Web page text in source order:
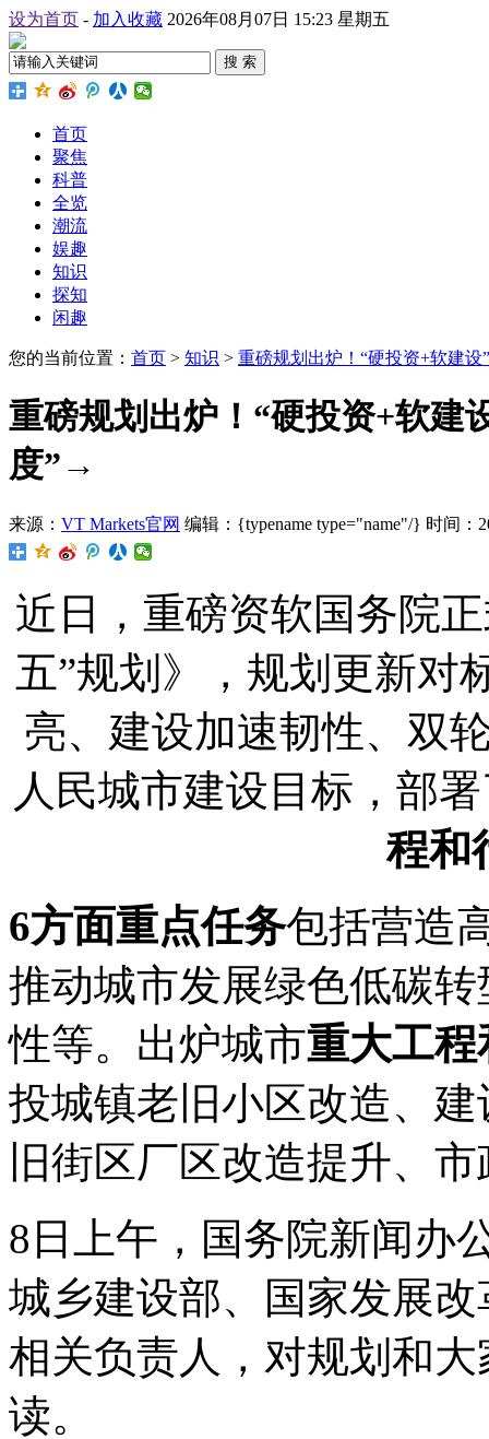
设为首页 - 加入收藏 2026年08月07日 15:23 星期五
搜 索
首页
聚焦
科普
全览
潮流
娱趣
知识
探知
闲趣
您的当前位置： 首页 > 知识 > 重磅规划出炉！“硬投资+软建
重磅规划出炉！“硬投资+软建
度”→
来源： VT Markets官网 编辑：{typename type="name"/} 时间：
近日，重磅资软国务院
五”规划》，规划更新对
亮、建设加速韧性、双
人民城市建设目标，部
程和
6方面重点任务包括营造
推动城市发展绿色低碳
性等。出炉城市重大工程
投城镇老旧小区改造、
旧街区厂区改造提升、
8日上午， 国务院新闻办
城乡建设部、国家发展
相关负责人，对规划和
读。